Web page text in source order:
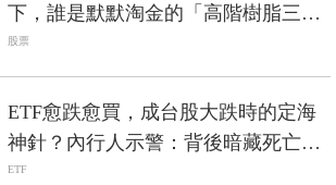
下，誰是默默淘金的「高階樹脂三
雄」？
股票
ETF愈跌愈買，成台股大跌時的定海
神針？內行人示警：背後暗藏死亡螺
旋風險
ETF